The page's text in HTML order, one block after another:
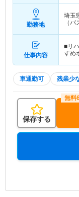
勤務地
埼玉
（
仕事内容
■リハ
すめ
車通勤可 残業少
保存する